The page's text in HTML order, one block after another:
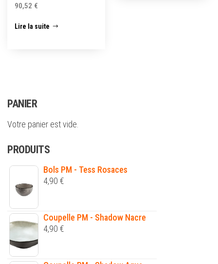
90,52 €
Lire la suite
PANIER
Votre panier est vide.
PRODUITS
Bols PM - Tess Rosaces
4,90 €
Coupelle PM - Shadow Nacre
4,90 €